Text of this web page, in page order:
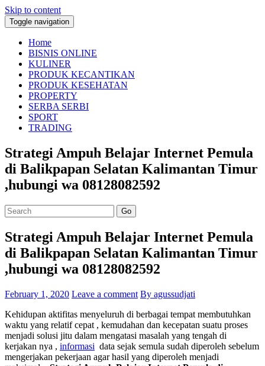
Skip to content
Toggle navigation
Home
BISNIS ONLINE
KULINER
PRODUK KECANTIKAN
PRODUK KESEHATAN
PROPERTY
SERBA SERBI
SPORT
TRADING
Strategi Ampuh Belajar Internet Pemula
di Balikpapan Selatan Kalimantan Timur
,hubungi wa 08128082592
Go
Strategi Ampuh Belajar Internet Pemula
di Balikpapan Selatan Kalimantan Timur
,hubungi wa 08128082592
February 1, 2020 Leave a comment By agussudjati
Kehidupan aktifitas menyeluruh di berbagai tempat membutuhkan
waktu yang relatif cepat , kemudahan dan kecepatan suatu proses
menjadi solusi jitu dalam mengatasi masalah yang tengah di
kerjakan nya , informasi data sejak semula sudah diperoleh sebelum
mengerjakan pekerjaan agar hasil yang diperoleh menjadi